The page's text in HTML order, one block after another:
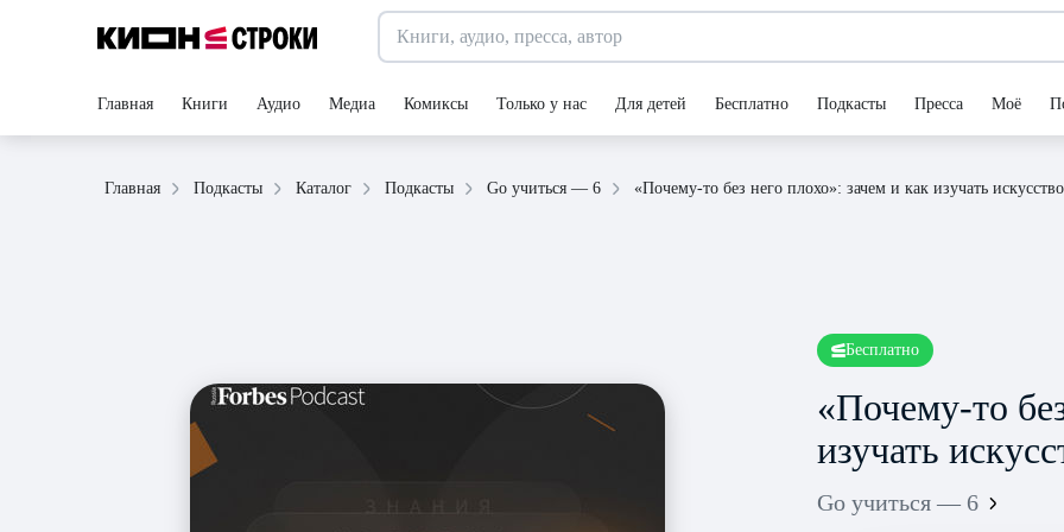
Главная Книги Аудио Медиа Комиксы Только у нас Для детей Бесплатно Подкасты Пресса Моё
Главная Подкасты Каталог Подкасты Go учиться — 6 «Почему-то без него плохо»: зачем и как изучать искусство
Бесплатно
«Почему-то
изучать
Go учиться — 6